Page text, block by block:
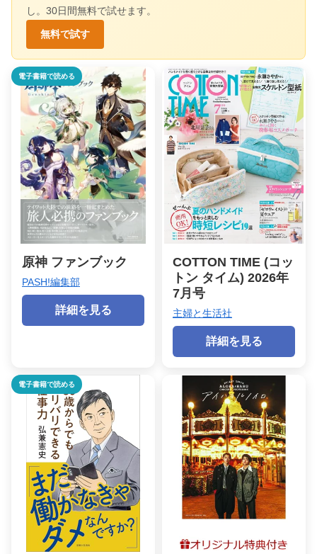
し。30日間無料で試せます。
無料で試す
電子書籍で読める
原神 ファンブック
PASH!編集部
詳細を見る
COTTON TIME (コッ
トン タイム) 2026年
7月号
主婦と生活社
詳細を見る
電子書籍で読める